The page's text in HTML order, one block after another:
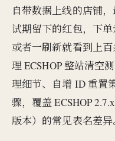
自带数据上线的店铺
试期留下的红包，下单
或者一刷新就看到上
理 ECSHOP 整站清空
理细节、自增 ID 重置
骤，覆盖 ECSHOP
版本）的常见表名差异